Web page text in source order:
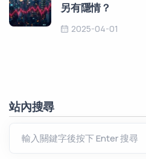
另有隱情？
2025-04-01
站內搜尋